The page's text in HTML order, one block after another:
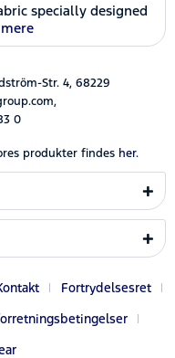
specially designed
mere
Str. 4, 68229
0
produkter findes her.
Fortrydelsesret